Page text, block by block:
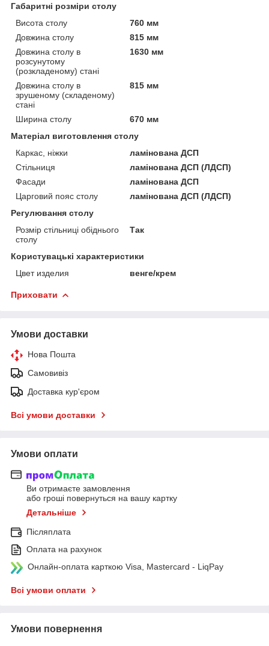
Габаритні розміри столу
Висота столу
760 мм
Довжина столу
815 мм
Довжина столу в
розсунутому
(розкладеному) стані
1630 мм
Довжина столу в
зрушеному (складеному)
стані
815 мм
Ширина столу
670 мм
Матеріал виготовлення столу
Каркас, ніжки
ламінована ДСП
Стільниця
ламінована ДСП (ЛДСП)
Фасади
ламінована ДСП
Царговий пояс столу
ламінована ДСП (ЛДСП)
Регулювання столу
Розмір стільниці обіднього
столу
Так
Користувацькі характеристики
Цвет изделия
венге/крем
Приховати
Умови доставки
Нова Пошта
Самовивіз
Доставка кур'єром
Всі умови доставки
Умови оплати
Ви отримаєте замовлення
або гроші повернуться на вашу картку
Детальніше
Післяплата
Оплата на рахунок
Онлайн-оплата карткою Visa, Mastercard - LiqPay
Всі умови оплати
Умови повернення